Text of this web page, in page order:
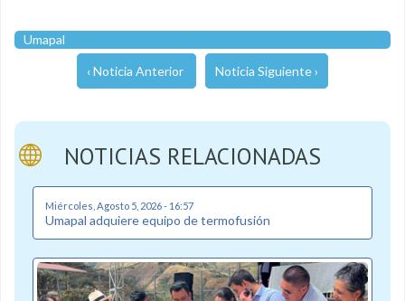
Umapal
‹ Noticia Anterior Noticia Siguiente ›
NOTICIAS RELACIONADAS
Miércoles, Agosto 5, 2026 - 16:57
Umapal adquiere equipo de termofusión